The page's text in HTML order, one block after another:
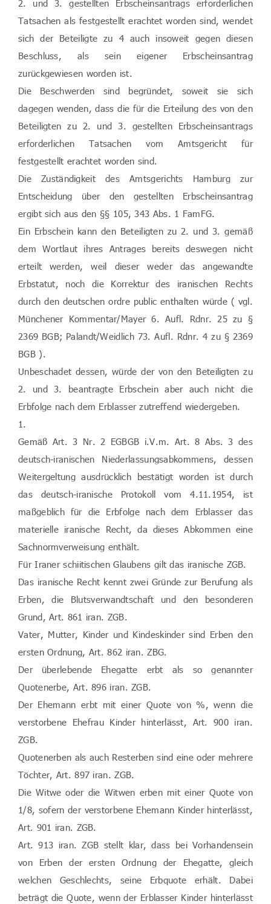
2. und 3. gestellten Erbscheinsantrags erforderlichen
Tatsachen als festgestellt erachtet worden sind, wendet
sich der Beteiligte zu 4 auch insoweit gegen diesen
Beschluss, als sein eigener Erbscheinsantrag
zurückgewiesen worden ist.
Die Beschwerden sind begründet, soweit sie sich
dagegen wenden, dass die für die Erteilung des von den
Beteiligten zu 2. und 3. gestellten Erbscheinsantrags
erforderlichen Tatsachen vom Amtsgericht für
festgestellt erachtet worden sind.
Die Zuständigkeit des Amtsgerichts Hamburg zur
Entscheidung über den gestellten Erbscheinsantrag
ergibt sich aus den §§ 105, 343 Abs. 1 FamFG.
Ein Erbschein kann den Beteiligten zu 2. und 3. gemäß
dem Wortlaut ihres Antrages bereits deswegen nicht
erteilt werden, weil dieser weder das angewandte
Erbstatut, noch die Korrektur des iranischen Rechts
durch den deutschen ordre public enthalten würde ( vgl.
Münchener Kommentar/Mayer 6. Aufl. Rdnr. 25 zu §
2369 BGB; Palandt/Weidlich 73. Aufl. Rdnr. 4 zu § 2369
BGB ).
Unbeschadet dessen, würde der von den Beteiligten zu
2. und 3. beantragte Erbschein aber auch nicht die
Erbfolge nach dem Erblasser zutreffend wiedergeben.
1.
Gemäß Art. 3 Nr. 2 EGBGB i.V.m. Art. 8 Abs. 3 des
deutsch-iranischen Niederlassungsabkommens, dessen
Weitergeltung ausdrücklich bestätigt worden ist durch
das deutsch-iranische Protokoll vom 4.11.1954, ist
maßgeblich für die Erbfolge nach dem Erblasser das
materielle iranische Recht, da dieses Abkommen eine
Sachnormverweisung enthält.
Für Iraner schiitischen Glaubens gilt das iranische ZGB.
Das iranische Recht kennt zwei Gründe zur Berufung als
Erben, die Blutsverwandtschaft und den besonderen
Grund, Art. 861 iran. ZGB.
Vater, Mutter, Kinder und Kindeskinder sind Erben den
ersten Ordnung, Art. 862 iran. ZBG.
Der überlebende Ehegatte erbt als so genannter
Quotenerbe, Art. 896 iran. ZGB.
Der Ehemann erbt mit einer Quote von %, wenn die
verstorbene Ehefrau Kinder hinterlässt, Art. 900 iran.
ZGB.
Quotenerben als auch Resterben sind eine oder mehrere
Töchter, Art. 897 iran. ZGB.
Die Witwe oder die Witwen erben mit einer Quote von
1/8, sofern der verstorbene Ehemann Kinder hinterlässt,
Art. 901 iran. ZGB.
Art. 913 iran. ZGB stellt klar, dass bei Vorhandensein
von Erben der ersten Ordnung der Ehegatte, gleich
welchen Geschlechts, seine Erbquote erhält. Dabei
beträgt die Quote, wenn der Erblasser Kinder hinterlässt